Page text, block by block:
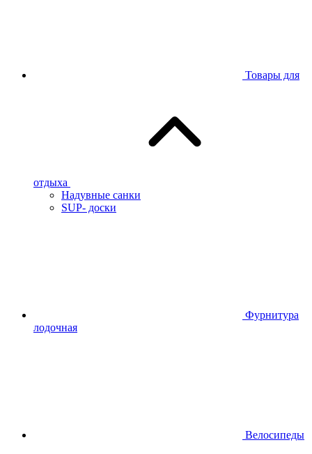
Товары для
отдыха
Надувные санки
SUP- доски
Фурнитура
лодочная
Велосипеды